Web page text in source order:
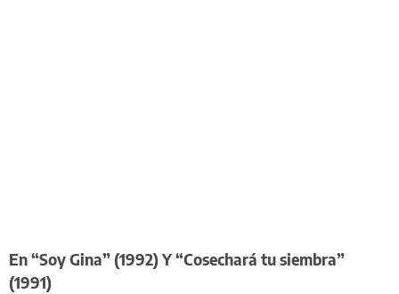
En “Soy Gina” (1992) Y “Cosechará tu siembra”
(1991)